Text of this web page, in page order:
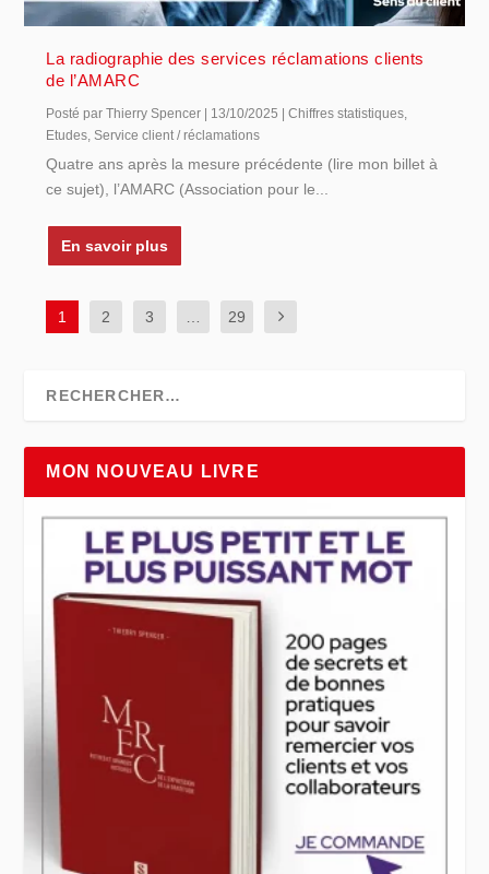
La radiographie des services réclamations clients
de l’AMARC
Posté parThierry Spencer | 13/10/2025 |Chiffres statistiques
Etudes ,Service client / réclamations
Quatre ans après la mesure précédente (lire mon billet à
ce sujet), l’AMARC (Association pour le...
En savoir plus
1 2 3 29
MON NOUVEAU LIVRE